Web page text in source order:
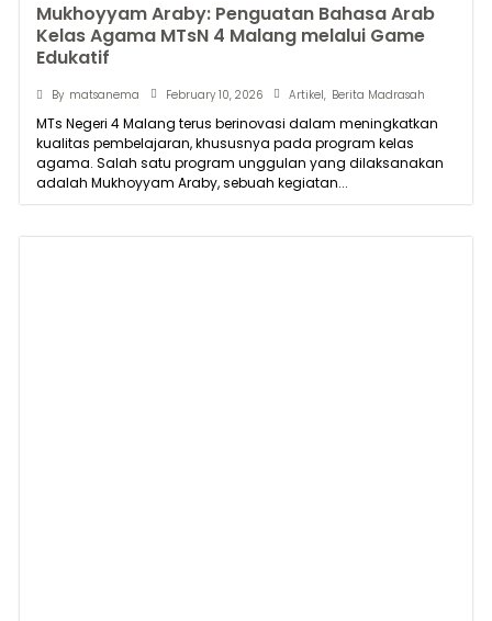
Mukhoyyam Araby: Penguatan Bahasa Arab
Kelas Agama MTsN 4 Malang melalui Game
Edukatif
By matsanema February 10, 2026 Artikel, Berita Madrasah
MTs Negeri 4 Malang terus berinovasi dalam meningkatkan
kualitas pembelajaran, khususnya pada program kelas
agama. Salah satu program unggulan yang dilaksanakan
adalah Mukhoyyam Araby, sebuah kegiatan...